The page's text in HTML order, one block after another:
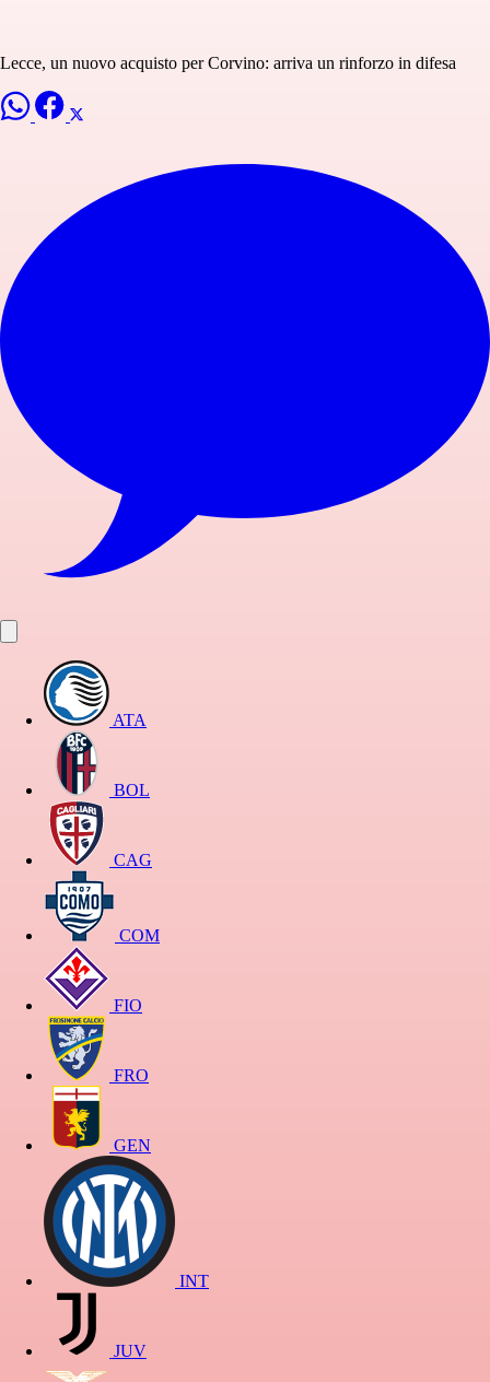
Lecce, un nuovo acquisto per Corvino: arriva un rinforzo in difesa
ATA
BOL
CAG
COM
FIO
FRO
GEN
INT
JUV